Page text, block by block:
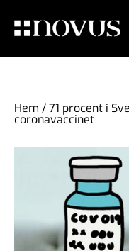
Hem /71 procent i
coronavaccinet